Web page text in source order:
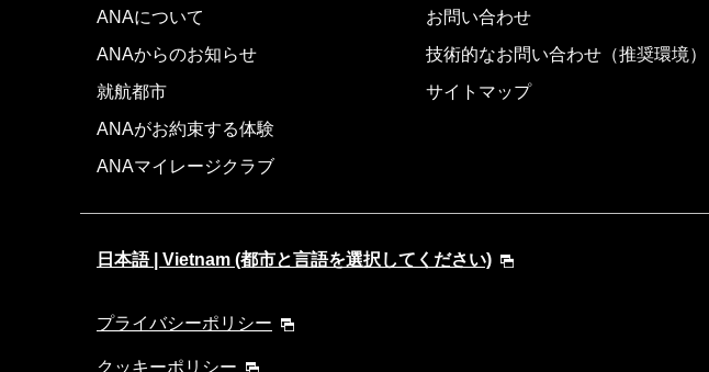
ANAについて
ANAからのお知らせ
就航都市
ANAがお約束する体験
ANAマイレージクラブ
お問い合わせ
技術的なお問い合わせ（推奨環境）
サイトマップ
日本語 | Vietnam (都市と言語を選択してください)
プライバシーポリシー
クッキーポリシー